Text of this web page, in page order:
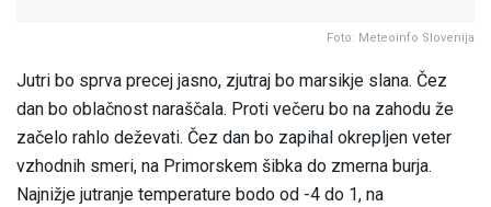
Foto: Meteoinfo Slovenija
Jutri bo sprva precej jasno, zjutraj bo marsikje slana. Čez
dan bo oblačnost naraščala. Proti večeru bo na zahodu že
začelo rahlo deževati. Čez dan bo zapihal okrepljen veter
vzhodnih smeri, na Primorskem šibka do zmerna burja.
Najnižje jutranje temperature bodo od -4 do 1, na